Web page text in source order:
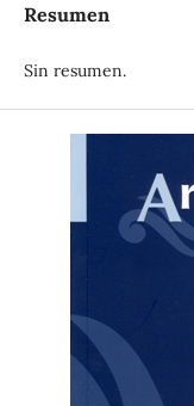
Resumen
Sin resumen.